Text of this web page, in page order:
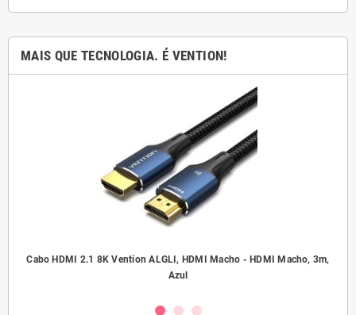
MAIS QUE TECNOLOGIA. É VENTION!
Cabo HDMI 2.1 8K Vention ALGLI, HDMI Macho - HDMI Macho, 3m,
Azul